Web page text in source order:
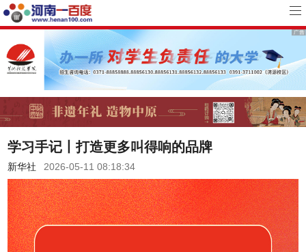
学习手记丨打造更多叫得响的品牌
新华社 2026-05-11 08:18:34